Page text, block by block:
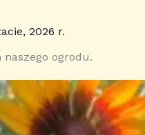
2026 r.
ogrodu.